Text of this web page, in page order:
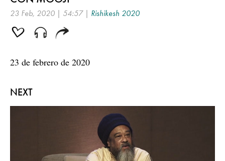
NEXT
23 Feb, 2020 | 54:57 | Rishikesh 2020
23 de febrero de 2020